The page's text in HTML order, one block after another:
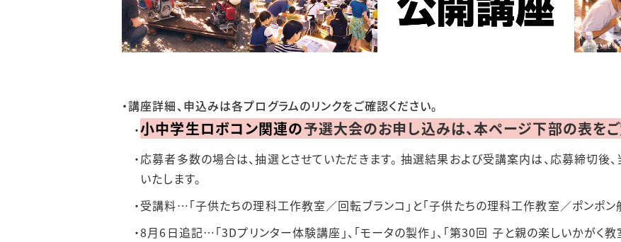
・講座詳細、申込みは各プログラムのリンクをご確認ください。
・小中学生ロボコン関連の予選大会のお申し込みは、本ページ下部の表をご
・応募者多数の場合は、抽選とさせていただきます。 抽選結果および受講案内は、応募締切後
いたします。
・受講料…「子供たちの理科工作教室／回転ブランコ」と「子供たちの理科工作教室／ポンポン
・8月6日追記…「3Dプリンター体験講座」、「モータの製作」、「第30回 子と親の楽しいかがく教